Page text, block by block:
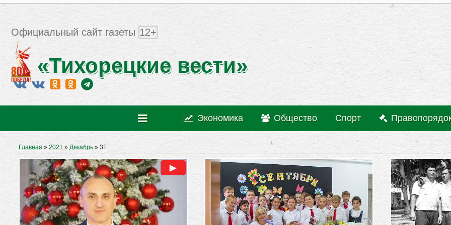
Официальный сайт газеты 12+
«Тихорецкие вести»
Экономика Общество Спорт
Главная »2021 » Декабрь » 31
►